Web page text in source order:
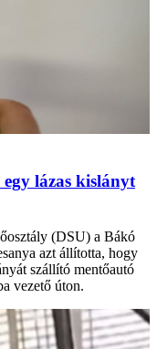
lázas kislányt
(DSU) a Bákó
azt állította, hogy
szállító mentőautó
vezető úton.